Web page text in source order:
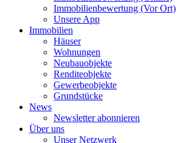
Immobilienbewertung (Vor Ort)
Unsere App
Immobilien
Häuser
Wohnungen
Neubauobjekte
Renditeobjekte
Gewerbeobjekte
Grundstücke
News
Newsletter abonnieren
Über uns
Unser Netzwerk